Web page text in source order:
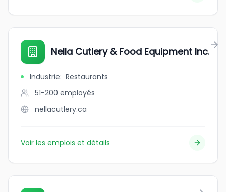
Nella Cutlery & Food Equipment Inc.
Industrie: Restaurants
51-200 employés
nellacutlery.ca
Voir les emplois et détails